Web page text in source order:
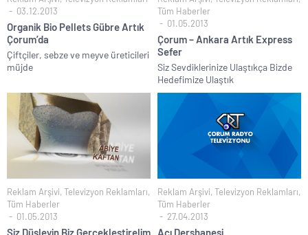
03.12.2013
Organik Bio Pellets Gübre Artık
Çorum’da
Çiftçiler, sebze ve meyve üreticileri
müjde
Tüm Haberler
01.05.2013
Çorum – Ankara Artık Express
Sefer
Siz Sevdiklerinize Ulaştıkça Bizde
Hedefimize Ulaştık
Reklam Arşivi, Televizyon Reklamları,
Tüm Haberler
01.05.2013
Siz Düşleyin Biz Gerçekleştirelim
Reklam Arşivi, Televizyon Reklamları,
Tüm Haberler
27.04.2013
Açı Dershanesi